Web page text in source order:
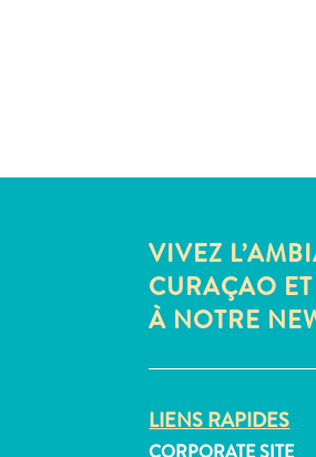
VIVEZ
CURAÇAO
À NOTRE
LIENS RAPIDES